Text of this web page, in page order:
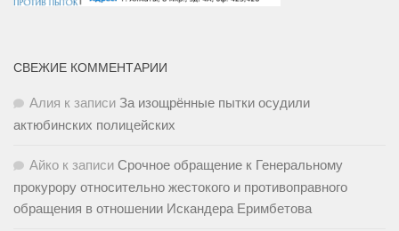
СВЕЖИЕ КОММЕНТАРИИ
Алия к записи За изощрённые пытки осудили
актюбинских полицейских
Айко к записи Срочное обращение к Генеральному
прокурору относительно жестокого и противоправного
обращения в отношении Искандера Еримбетова